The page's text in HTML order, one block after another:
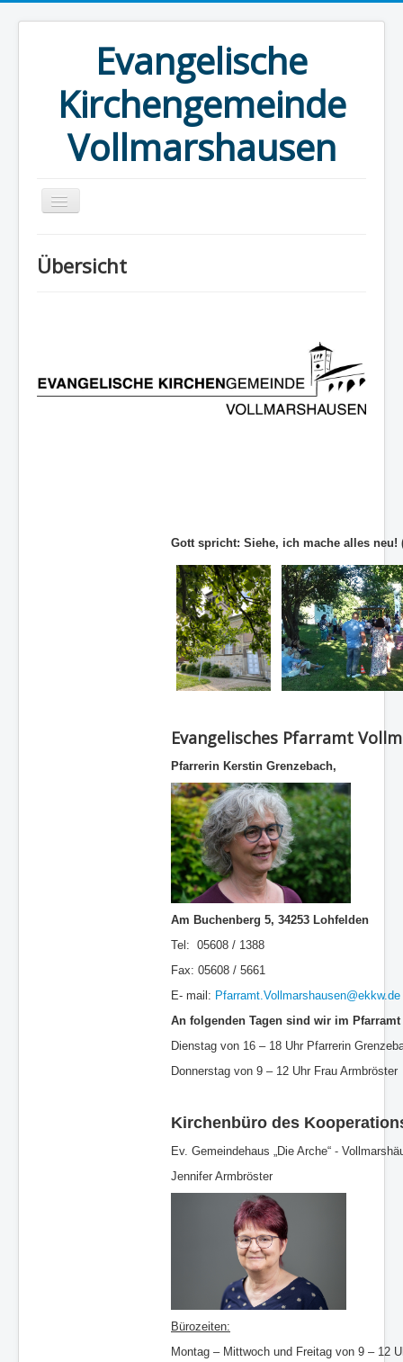
Evangelische
Kirchengemeinde
Vollmarshausen
Kirche
Blick über den Tellerrand
Startseite
Übersicht
Gott spricht: Siehe, ich mache alles neu!
Evangelisches Pfarramt
Pfarrerin Kerstin Grenzebach,
Am Buchenberg 5, 34253 Lohfelden
Tel: 05608 / 1388
Fax: 05608 / 5661
E- mail: Pfarramt.Vollmarshausen@ekkw.de
An folgenden Tagen sind wir im
Dienstag von 16 – 18 Uhr Pfarrerin
Donnerstag von 9 – 12 Uhr Frau Armbröster
Kirchenbüro des
Ev. Gemeindehaus „Die Arche“ -
Jennifer Armbröster
Bürozeiten:
Montag – Mittwoch und Freitag von 9 – 12